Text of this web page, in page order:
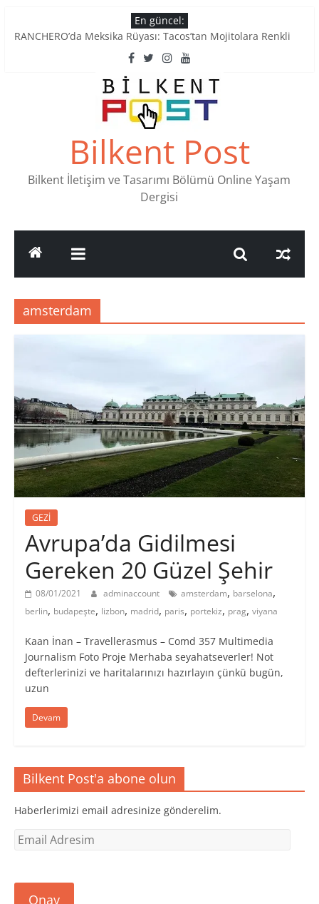
to
En güncel:
RANCHERO’da Meksika Rüyası: Tacos’tan Mojitolara Renkli
Ankara’nın Ruhunu Notalarda Yaşatan 4 Müzik Durağı
Pullardaki tarih: PTT Pul Müzesi
Stamp Collectors Unite: Places to Find Stamps in Ankara
Tatlı Konuşalım: Ankara’nın 4 Köklü Pastanesi
Bilkent Post
Bilkent İletişim ve Tasarımı Bölümü Online Yaşam
Dergisi
amsterdam
GEZİ
Avrupa’da Gidilmesi
Gereken 20 Güzel Şehir
08/01/2021 adminaccount amsterdam, barselona,
berlin, budapeşte, lizbon, madrid, paris, portekiz, prag, viyana
Kaan İnan – Travellerasmus – Comd 357 Multimedia
Journalism Foto Proje Merhaba seyahatseverler! Not
defterlerinizi ve haritalarınızı hazırlayın çünkü bugün,
uzun
Devam
Bilkent Post'a abone olun
Haberlerimizi email adresinize gönderelim.
Email
Onay